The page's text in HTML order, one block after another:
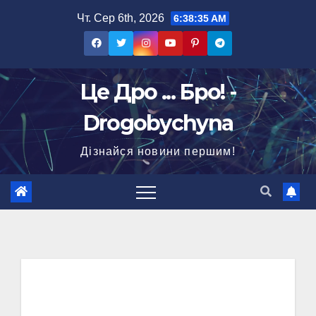
Чт. Сер 6th, 2026 6:38:36 AM
Це Дро ... Бро! -
Drogobychyna
Дізнайся новини першим!